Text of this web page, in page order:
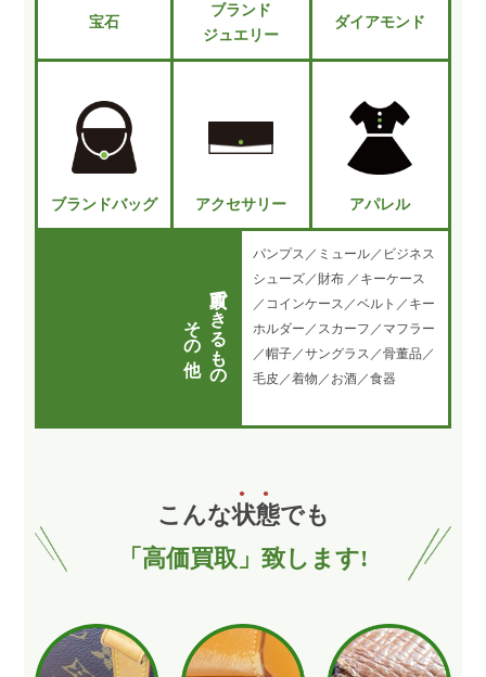
宝石
ブランド
ジュエリー
ダイアモンド
ブランドバッグ アクセサリー アパレル
買取できるもの
その他
パンプス／ミュール／ビジネス
シューズ／財布 ／キーケース
／コインケース／ベルト／キー
ホルダー／スカーフ／マフラー
／帽子／サングラス／骨董品／
毛皮／着物／お酒／食器
こんな状態でも
「高価買取」致します!